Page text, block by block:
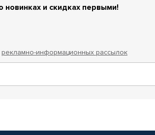
и скидках первыми!
рекламно-информационных рассылок